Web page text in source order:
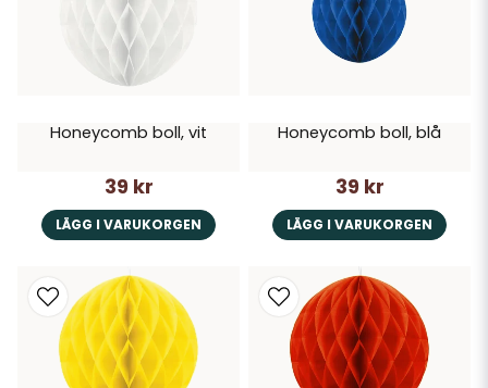
Honeycomb boll, vit
39 kr
LÄGG I VARUKORGEN
Honeycomb boll, blå
39 kr
LÄGG I VARUKORGEN